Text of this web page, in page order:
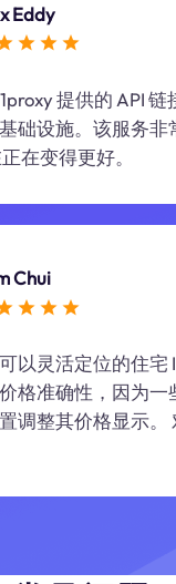
Eddy
提供的 API 链
础设施。该服务非
在变得更好。
Chui
以灵活定位的住宅
格准确性，因为一
调整其价格显示。